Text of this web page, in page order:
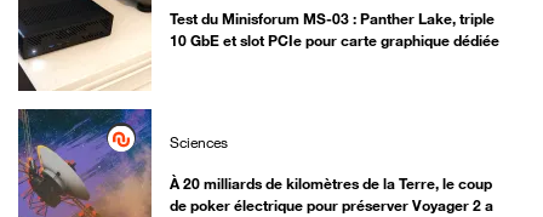
Test du Minisforum MS-03 : Panther Lake, triple
10 GbE et slot PCIe pour carte graphique dédiée
Sciences
À 20 milliards de kilomètres de la Terre, le coup
de poker électrique pour préserver Voyager 2 a